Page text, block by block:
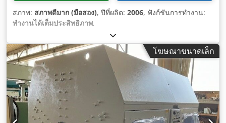
สภาพ: สภาพดีมาก (มือสอง), ปีที่ผลิต: 2006, ฟังก์ชันการทำงาน:
ทำงานได้เต็มประสิทธิภาพ,
โฆษณาขนาดเล็ก